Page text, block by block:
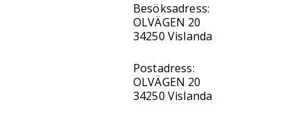
Besöksadress:
OLVÄGEN 20
34250 Vislanda
Postadress:
OLVÄGEN 20
34250 Vislanda